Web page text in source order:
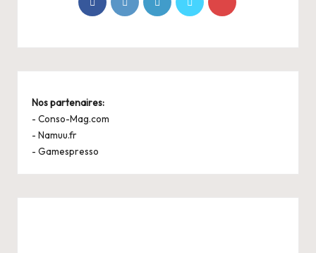
Nos partenaires:
- Conso-Mag.com
- Namuu.fr
- Gamespresso